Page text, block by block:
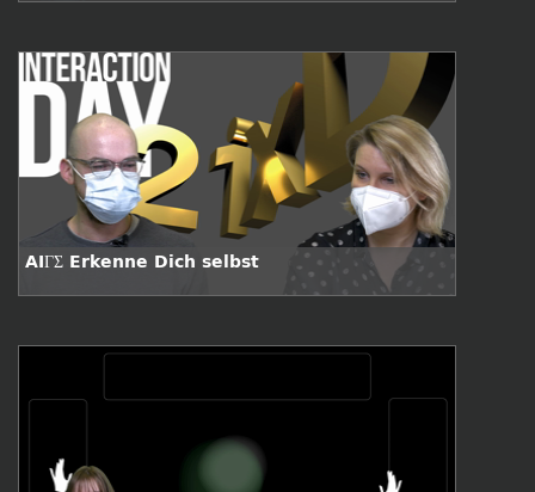
AIΓΣ Erkenne Dich selbst